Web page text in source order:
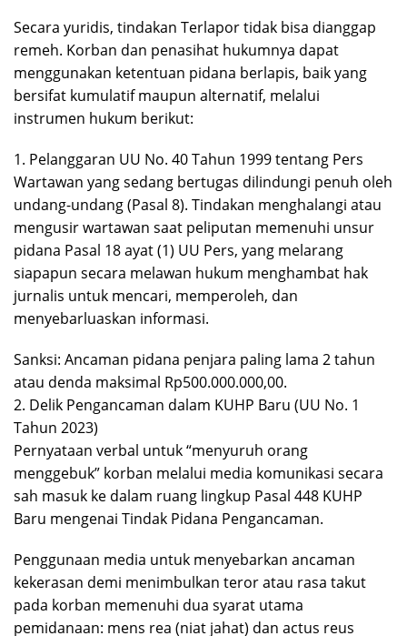
Secara yuridis, tindakan Terlapor tidak bisa dianggap
remeh. Korban dan penasihat hukumnya dapat
menggunakan ketentuan pidana berlapis, baik yang
bersifat kumulatif maupun alternatif, melalui
instrumen hukum berikut:
1. Pelanggaran UU No. 40 Tahun 1999 tentang Pers
Wartawan yang sedang bertugas dilindungi penuh oleh
undang-undang (Pasal 8). Tindakan menghalangi atau
mengusir wartawan saat peliputan memenuhi unsur
pidana Pasal 18 ayat (1) UU Pers, yang melarang
siapapun secara melawan hukum menghambat hak
jurnalis untuk mencari, memperoleh, dan
menyebarluaskan informasi.
Sanksi: Ancaman pidana penjara paling lama 2 tahun
atau denda maksimal Rp500.000.000,00.
2. Delik Pengancaman dalam KUHP Baru (UU No. 1
Tahun 2023)
Pernyataan verbal untuk “menyuruh orang
menggebuk” korban melalui media komunikasi secara
sah masuk ke dalam ruang lingkup Pasal 448 KUHP
Baru mengenai Tindak Pidana Pengancaman.
Penggunaan media untuk menyebarkan ancaman
kekerasan demi menimbulkan teror atau rasa takut
pada korban memenuhi dua syarat utama
pemidanaan: mens rea (niat jahat) dan actus reus